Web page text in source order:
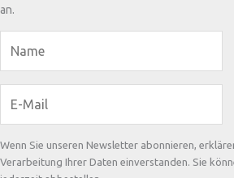
an.
Wenn Sie unseren Newsletter abonnieren,
Verarbeitung Ihrer Daten einverstanden. Sie